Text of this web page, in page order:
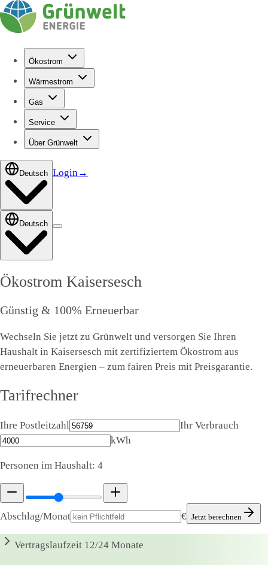
Ökostrom
Wärmestrom
Gas
Service
Über Grünwelt
Deutsch Login→
Deutsch
Ökostrom Kaisersesch
Günstig & 100% Erneuerbar
Wechseln Sie jetzt zu Grünwelt und versorgen Sie Ihren
Haushalt in Kaisersesch mit zertifiziertem Ökostrom aus
erneuerbaren Energien – zum fairen Preis mit Preisgarantie.
Tarifrechner
Ihre Postleitzahl
Ihr Verbrauch
kWh
Personen im Haushalt: 4
Abschlag/Monat € Jetzt berechnen
Vertragslaufzeit 12/24 Monate